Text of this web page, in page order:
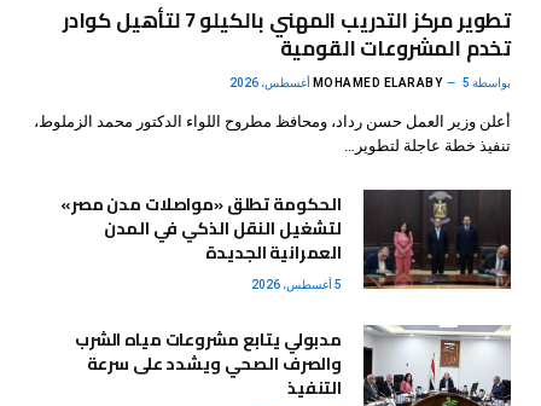
تطوير مركز التدريب المهني بالكيلو 7 لتأهيل كوادر
تخدم المشروعات القومية
بواسطة MOHAMED ELARABY 5 أغسطس، 2026
أعلن وزير العمل حسن رداد، ومحافظ مطروح اللواء الدكتور محمد الزملوط،
تنفيذ خطة عاجلة لتطوير…
الحكومة تطلق «مواصلات مدن مصر»
لتشغيل النقل الذكي في المدن
العمرانية الجديدة
5 أغسطس، 2026
مدبولي يتابع مشروعات مياه الشرب
والصرف الصحي ويشدد على سرعة
التنفيذ